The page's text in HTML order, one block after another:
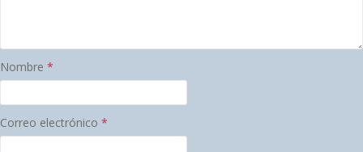
Nombre *
Correo electrónico *